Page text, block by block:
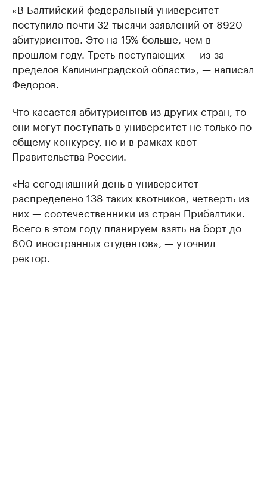
«В Балтийский федеральный университет
поступило почти 32 тысячи заявлений от 8920
абитуриентов. Это на 15% больше, чем в
прошлом году. Треть поступающих — из-за
пределов Калининградской области», — написал
Федоров.
Что касается абитуриентов из других стран, то
они могут поступать в университет не только по
общему конкурсу, но и в рамках квот
Правительства России.
«На сегодняшний день в университет
распределено 138 таких квотников, четверть из
них — соотечественники из стран Прибалтики.
Всего в этом году планируем взять на борт до
600 иностранных студентов», — уточнил
ректор.